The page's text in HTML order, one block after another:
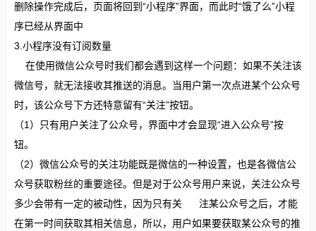
删除操作完成后，页面将回到“小程序”界面，而此时“饿了么”小程
序已经从界面中
3.小程序没有订阅数量
在使用微信公众号时我们都会遇到这样一个问题：如果不关注该
微信号，就无法接收其推送的消息。当用户第一次点进某个公众号
时，该公众号下方还特意留有“关注”按钮。
（1）只有用户关注了公众号，界面中才会显现“进入公众号”按
钮。
（2）微信公众号的关注功能既是微信的一种设置，也是各微信公
众号获取粉丝的重要途径。但是对于公众号用户来说，关注公众号
多少会带有一定的被动性，因为只有关 注某公众号之后，才能
在第一时间获取其相关信息，所以，用户如果要获取某公众号的推